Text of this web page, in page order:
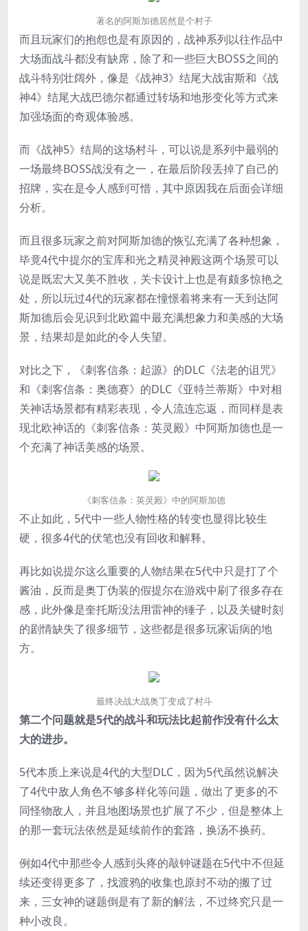
著名的阿斯加德居然是个村子
而且玩家们的抱怨也是有原因的，战神系列以往作品中
大场面战斗都没有缺席，除了和一些巨大BOSS之间的
战斗特别壮阔外，像是《战神3》结尾大战宙斯和《战
神4》结尾大战巴德尔都通过转场和地形变化等方式来
加强场面的奇观体验感。
而《战神5》结局的这场村斗，可以说是系列中最弱的
一场最终BOSS战没有之一，在最后阶段丢掉了自己的
招牌，实在是令人感到可惜，其中原因我在后面会详细
分析。
而且很多玩家之前对阿斯加德的恢弘充满了各种想象，
毕竟4代中提尔的宝库和光之精灵神殿这两个场景可以
说是既宏大又美不胜收，关卡设计上也是有颇多惊艳之
处，所以玩过4代的玩家都在憧憬着将来有一天到达阿
斯加德后会见识到北欧篇中最充满想象力和美感的大场
景，结果却是如此的令人失望。
对比之下，《刺客信条：起源》的DLC《法老的诅咒》
和《刺客信条：奥德赛》的DLC《亚特兰蒂斯》中对相
关神话场景都有精彩表现，令人流连忘返，而同样是表
现北欧神话的《刺客信条：英灵殿》中阿斯加德也是一
个充满了神话美感的场景。
《刺客信条：英灵殿》中的阿斯加德
不止如此，5代中一些人物性格的转变也显得比较生
硬，很多4代的伏笔也没有回收和解释。
再比如说提尔这么重要的人物结果在5代中只是打了个
酱油，反而是奥丁伪装的假提尔在游戏中刷了很多存在
感，此外像是奎托斯没法用雷神的锤子，以及关键时刻
的剧情缺失了很多细节，这些都是很多玩家诟病的地
方。
最终决战大战奥丁变成了村斗
第二个问题就是5代的战斗和玩法比起前作没有什么太
大的进步。
5代本质上来说是4代的大型DLC，因为5代虽然说解决
了4代中敌人角色不够多样化等问题，做出了更多的不
同怪物敌人，并且地图场景也扩展了不少，但是整体上
的那一套玩法依然是延续前作的套路，换汤不换药。
例如4代中那些令人感到头疼的敲钟谜题在5代中不但延
续还变得更多了，找渡鸦的收集也原封不动的搬了过
来，三女神的谜题倒是有了新的解法，不过终究只是一
种小改良。